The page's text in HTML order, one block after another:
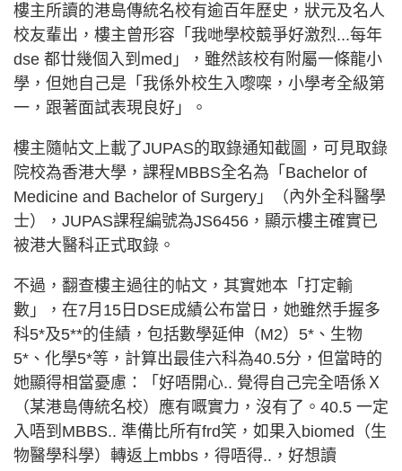
樓主所讀的港島傳統名校有逾百年歷史，狀元及名人
校友輩出，樓主曾形容「我哋學校競爭好激烈...每年
dse 都廿幾個入到med」，雖然該校有附屬一條龍小
學，但她自己是「我係外校生入嚟㗎，小學考全級第
一，跟著面試表現良好」。
樓主隨帖文上載了JUPAS的取錄通知截圖，可見取錄
院校為香港大學，課程MBBS全名為「Bachelor of
Medicine and Bachelor of Surgery」（內外全科醫學
士），JUPAS課程編號為JS6456，顯示樓主確實已
被港大醫科正式取錄。
不過，翻查樓主過往的帖文，其實她本「打定輸
數」，在7月15日DSE成績公布當日，她雖然手握多
科5*及5**的佳績，包括數學延伸（M2）5*、生物
5*、化學5*等，計算出最佳六科為40.5分，但當時的
她顯得相當憂慮：「好唔開心.. 覺得自己完全唔係Ｘ
（某港島傳統名校）應有嘅實力，沒有了。40.5 一定
入唔到MBBS.. 準備比所有frd笑，如果入biomed（生
物醫學科學）轉返上mbbs，得唔得..，好想讀